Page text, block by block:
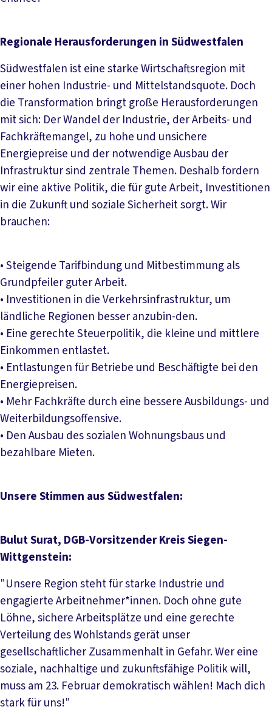
Regionale Herausforderungen in Südwestfalen
Südwestfalen ist eine starke Wirtschaftsregion mit
einer hohen Industrie- und Mittelstandsquote. Doch
die Transformation bringt große Herausforderungen
mit sich: Der Wandel der Industrie, der Arbeits- und
Fachkräftemangel, zu hohe und unsichere
Energiepreise und der notwendige Ausbau der
Infrastruktur sind zentrale Themen. Deshalb fordern
wir eine aktive Politik, die für gute Arbeit, Investitionen
in die Zukunft und soziale Sicherheit sorgt. Wir
brauchen:
• Steigende Tarifbindung und Mitbestimmung als
Grundpfeiler guter Arbeit.
• Investitionen in die Verkehrsinfrastruktur, um
ländliche Regionen besser anzubin-den.
• Eine gerechte Steuerpolitik, die kleine und mittlere
Einkommen entlastet.
• Entlastungen für Betriebe und Beschäftigte bei den
Energiepreisen.
• Mehr Fachkräfte durch eine bessere Ausbildungs- und
Weiterbildungsoffensive.
• Den Ausbau des sozialen Wohnungsbaus und
bezahlbare Mieten.
Unsere Stimmen aus Südwestfalen:
Bulut Surat, DGB-Vorsitzender Kreis Siegen-
Wittgenstein:
"Unsere Region steht für starke Industrie und
engagierte Arbeitnehmer*innen. Doch ohne gute
Löhne, sichere Arbeitsplätze und eine gerechte
Verteilung des Wohlstands gerät unser
gesellschaftlicher Zusammenhalt in Gefahr. Wer eine
soziale, nachhaltige und zukunftsfähige Politik will,
muss am 23. Februar demokratisch wählen! Mach dich
stark für uns!"